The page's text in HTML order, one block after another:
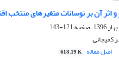
اثر آن بر نوسانات متغیرهای منتخب
121-143
کمیجانی
اصل مقاله 618.19 K